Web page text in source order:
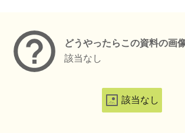
どうやったらこの資料の画
該当なし
該当なし